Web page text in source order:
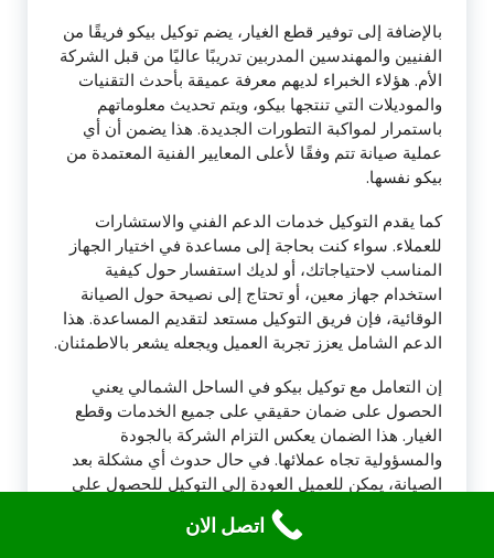
بالإضافة إلى توفير قطع الغيار، يضم توكيل بيكو فريقًا من
الفنيين والمهندسين المدربين تدريبًا عاليًا من قبل الشركة
الأم. هؤلاء الخبراء لديهم معرفة عميقة بأحدث التقنيات
والموديلات التي تنتجها بيكو، ويتم تحديث معلوماتهم
باستمرار لمواكبة التطورات الجديدة. هذا يضمن أن أي
عملية صيانة تتم وفقًا لأعلى المعايير الفنية المعتمدة من
بيكو نفسها.
كما يقدم التوكيل خدمات الدعم الفني والاستشارات
للعملاء. سواء كنت بحاجة إلى مساعدة في اختيار الجهاز
المناسب لاحتياجاتك، أو لديك استفسار حول كيفية
استخدام جهاز معين، أو تحتاج إلى نصيحة حول الصيانة
الوقائية، فإن فريق التوكيل مستعد لتقديم المساعدة. هذا
الدعم الشامل يعزز تجربة العميل ويجعله يشعر بالاطمئنان.
إن التعامل مع توكيل بيكو في الساحل الشمالي يعني
الحصول على ضمان حقيقي على جميع الخدمات وقطع
الغيار. هذا الضمان يعكس التزام الشركة بالجودة
والمسؤولية تجاه عملائها. في حال حدوث أي مشكلة بعد
الصيانة، يمكن للعميل العودة إلى التوكيل للحصول على
الدعم اللازم دون تكاليف إضافية، مما يوفر راحة بال لا
تقدر بثمن. باختصار، توكيل بيكو في الساحل الشمالي هو
اتصل الان